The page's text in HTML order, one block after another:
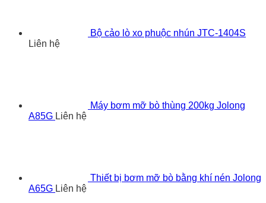
Bộ cảo lò xo phuộc nhún JTC-1404S
Liên hệ
Máy bơm mỡ bò thùng 200kg Jolong
A85G Liên hệ
Thiết bị bơm mỡ bò bằng khí nén Jolong
A65G Liên hệ